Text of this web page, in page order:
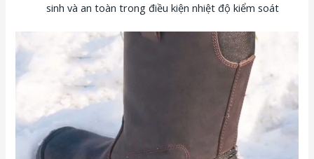
sinh và an toàn trong điều kiện nhiệt độ kiểm soát